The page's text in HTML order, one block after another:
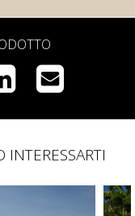
INTERESSARTI